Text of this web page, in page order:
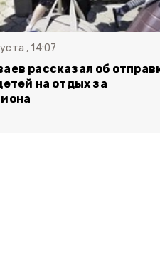
, 14:07
рассказал об
на отдых за